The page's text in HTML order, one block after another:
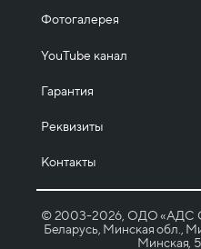
Фотогалерея
YouTube канал
Гарантия
Реквизиты
Контакты
© 2003-2026, ОДО «АДС
Беларусь, Минская обл.,
Минская,